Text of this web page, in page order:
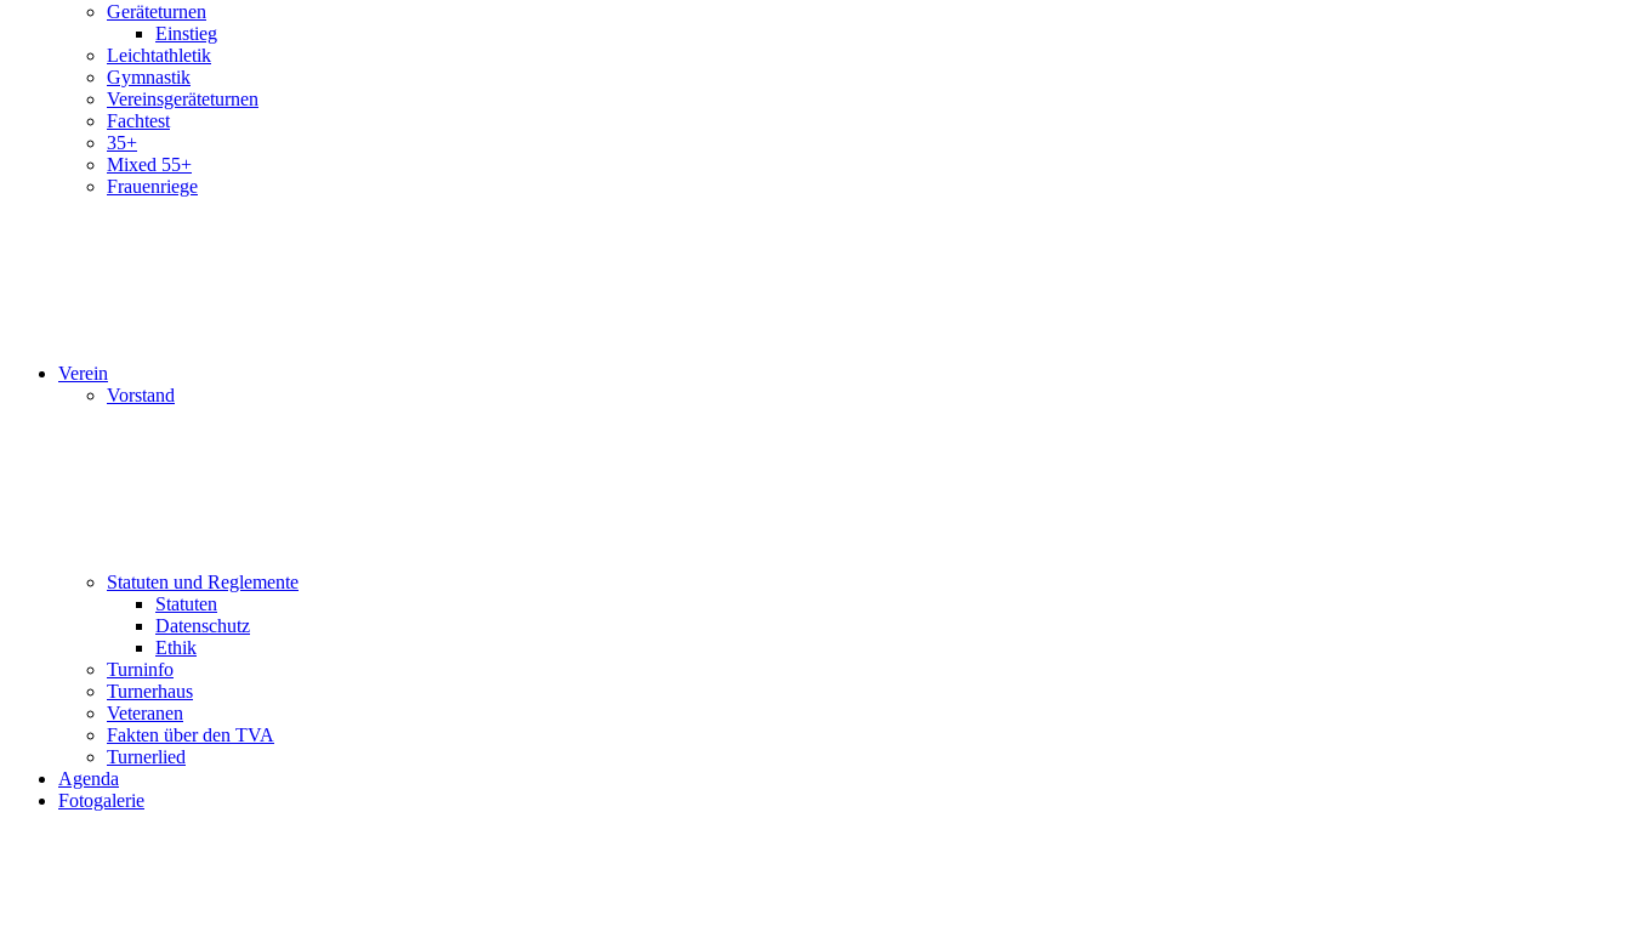
Geräteturnen
Einstieg
Leichtathletik
Gymnastik
Vereinsgeräteturnen
Fachtest
35+
Mixed 55+
Frauenriege
Verein
Vorstand
Statuten und Reglemente
Statuten
Datenschutz
Ethik
Turninfo
Turnerhaus
Veteranen
Fakten über den TVA
Turnerlied
Agenda
Fotogalerie